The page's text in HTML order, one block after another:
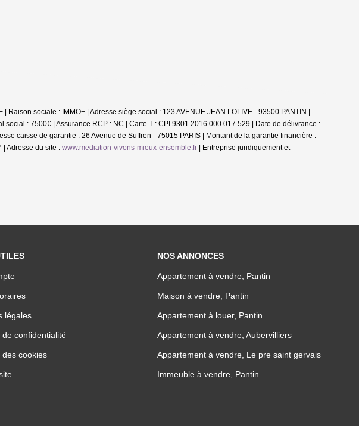
Raison sociale : IMMO+ | Adresse siège social : 123 AVENUE JEAN LOLIVE - 93500 PANTIN |
: 7500€ | Assurance RCP : NC | Carte T : CPI 9301 2016 000 017 529 | Date de délivrance :
caisse de garantie : 26 Avenue de Suffren - 75015 PARIS | Montant de la garantie financière :
| Adresse du site : www.mediation-vivons-mieux-ensemble.fr
Entreprise juridiquement et
légales
de confidentialité
des cookies
NOS ANNONCES
Appartement à vendre, Pantin
Maison à vendre, Pantin
Appartement à louer, Pantin
Appartement à vendre, Aubervilliers
Appartement à vendre, Le pre saint gervais
Immeuble à vendre, Pantin